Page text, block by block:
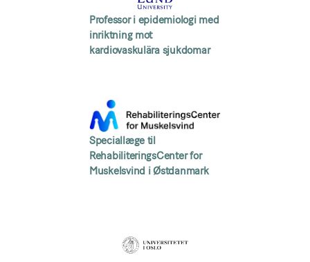
Professor i epidemiologi med
inriktning mot
kardiovaskulära sjukdomar
Speciallæge til
RehabiliteringsCenter for
Muskelsvind i Østdanmark